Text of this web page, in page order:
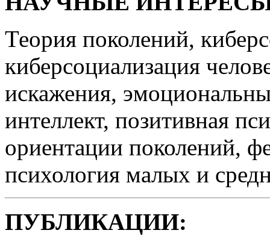
Теория поколений,
киберсоциализация
искажения,
интеллект, позитивная
ориентации поколений,
психология малых и
ПУБЛИКАЦИИ: